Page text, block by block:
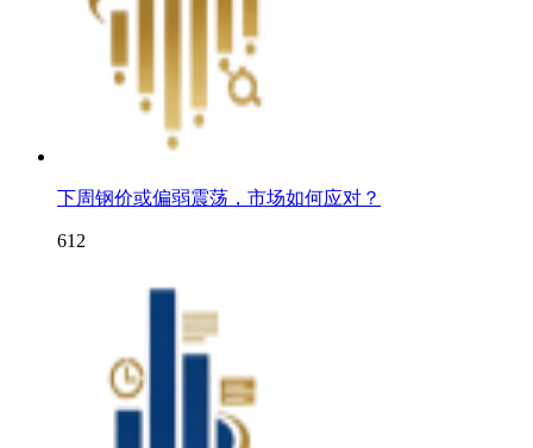
下周钢价或偏弱震荡，市场如何应对？
612